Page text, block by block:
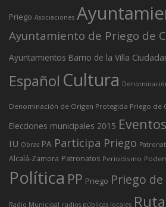
Priego Asociaciones
Ayuntamiento de Priego de
Ayuntamientos Barrio de la Villa
Español Cultura
Denominación de Origen Protegida Priego de
Elecciones municipales 2015 Eventos
IU Obras PA Participa Priego
Alcalá-Zamora Patronatos Periodismo
Política PP Priego Priego
Radio Municipal radios públicas locales